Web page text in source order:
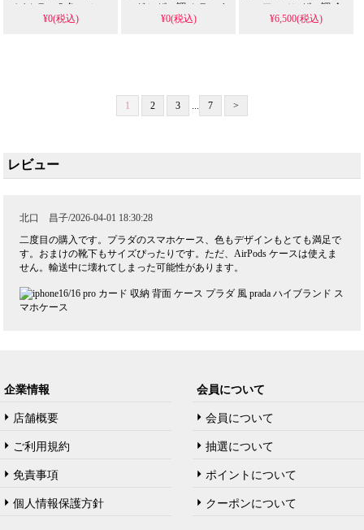
バイカラー 3 色 スムー
スタッチ 耐衝撃 レンズ
¥0(税込)
ング レザー調 カラー 4
色（ベージュ・ブラッ
¥0(税込)
フィアーノレザー調 全
7 色 多機能 耐衝撃 傷防
¥6,500(税込)
1 2 3 7 >
レビュー
北口 昌子/2026-04-01 18:30:28
二度目の購入です。プラダのスマホケース、色もデザインもとても満足で
す。おまけの靴下もサイズぴったりです。ただ、AirPods ケースは使えま
せん。輸送中に壊れてしまった可能性があります。
企業情報
店舗概要
ご利用規約
免責事項
個人情報保護方針
会員について
会員について
抽選について
ポイントについて
クーポンについて